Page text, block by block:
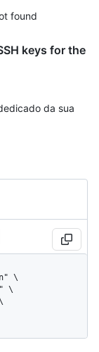
found
keys for the
da sua